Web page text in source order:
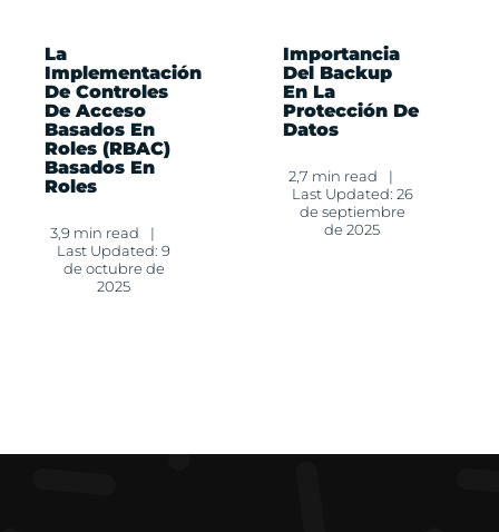
La
Implementación
De Controles
De Acceso
Basados En
Roles (RBAC)
Basados En
Roles
3,9 min read
|
Last Updated: 9
de octubre de
2025
Importancia
Del Backup
En La
Protección De
Datos
2,7 min read
|
Last Updated: 26
de septiembre
de 2025